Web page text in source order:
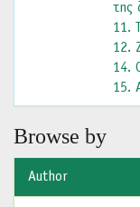
της
11.
12.
14.
15.
Browse by
Author